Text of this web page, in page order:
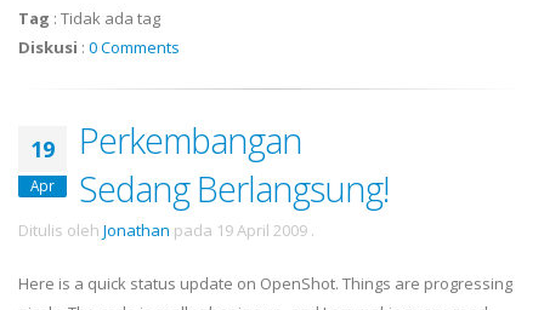
Tag : Tidak ada tag
Diskusi : 0 Comments
19
Apr
Perkembangan
Sedang Berlangsung!
Ditulis oleh Jonathan pada 19 April 2009 .
Here is a quick status update on OpenShot. Things are progressing